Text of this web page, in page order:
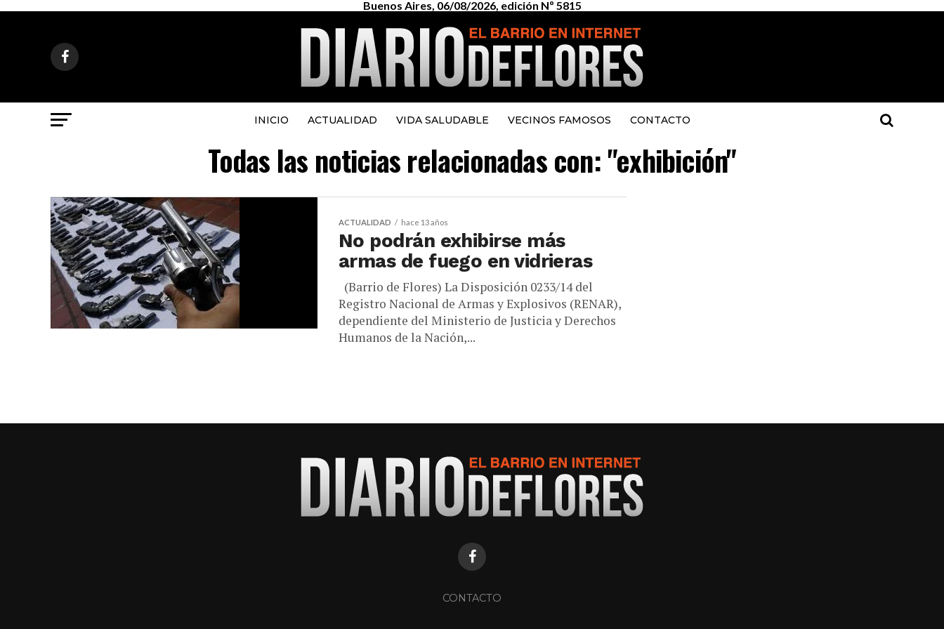
Buenos Aires, 06/08/2026, edición Nº 5815
INICIO ACTUALIDAD VIDA SALUDABLE VECINOS FAMOSOS CONTACTO
Todas las noticias relacionadas con: "exhibición"
ACTUALIDAD hace 13 años
No podrán exhibirse más
armas de fuego en vidrieras
(Barrio de Flores) La Disposición 0233/14 del
Registro Nacional de Armas y Explosivos (RENAR),
dependiente del Ministerio de Justicia y Derechos
Humanos de la Nación,...
CONTACTO